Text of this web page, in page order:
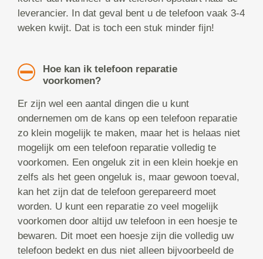
leverancier. In dat geval bent u de telefoon vaak 3-4
weken kwijt. Dat is toch een stuk minder fijn!
Hoe kan ik telefoon reparatie
voorkomen?
Er zijn wel een aantal dingen die u kunt
ondernemen om de kans op een telefoon reparatie
zo klein mogelijk te maken, maar het is helaas niet
mogelijk om een telefoon reparatie volledig te
voorkomen. Een ongeluk zit in een klein hoekje en
zelfs als het geen ongeluk is, maar gewoon toeval,
kan het zijn dat de telefoon gerepareerd moet
worden. U kunt een reparatie zo veel mogelijk
voorkomen door altijd uw telefoon in een hoesje te
bewaren. Dit moet een hoesje zijn die volledig uw
telefoon bedekt en dus niet alleen bijvoorbeeld de